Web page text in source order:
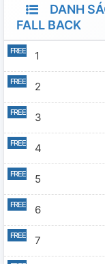
DANH
FALL BACK
1
2
3
4
5
6
7